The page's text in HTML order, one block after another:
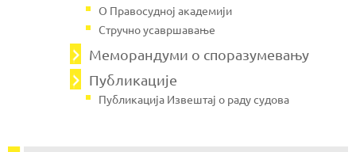
О Правосудној академији
Стручно усавршавање
Меморандуми о споразумевању
Публикације
Публикација Извештај о раду судова